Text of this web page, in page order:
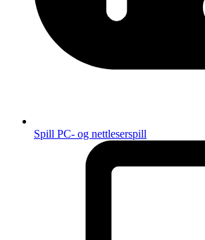
Spill PC- og nettleserspill